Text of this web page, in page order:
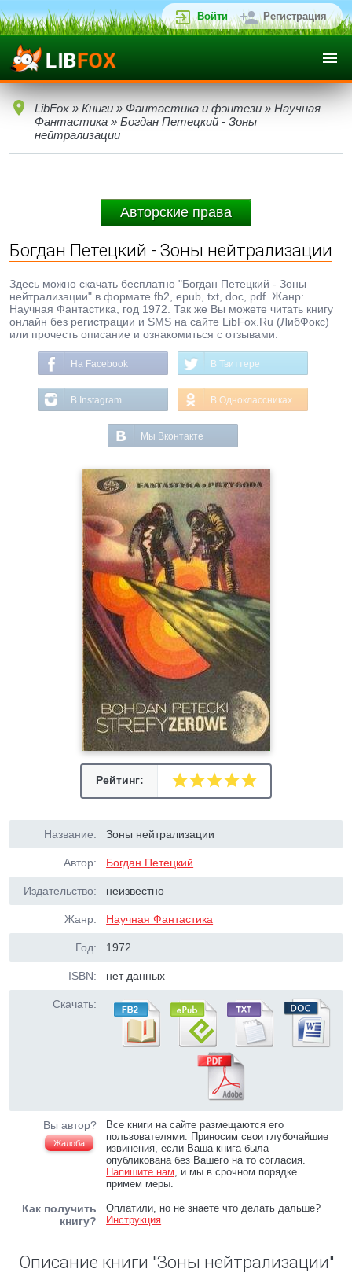
Войти Регистрация
LibFox » Книги » Фантастика и фэнтези » Научная
Фантастика » Богдан Петецкий - Зоны
нейтрализации
Авторские права
Богдан Петецкий - Зоны нейтрализации
Здесь можно скачать бесплатно "Богдан Петецкий - Зоны
нейтрализации" в формате fb2, epub, txt, doc, pdf. Жанр:
Научная Фантастика, год 1972. Так же Вы можете читать книгу
онлайн без регистрации и SMS на сайте LibFox.Ru (ЛибФокс)
или прочесть описание и ознакомиться с отзывами.
На Facebook В Твиттере
В Instagram В Одноклассниках
Мы Вконтакте
Рейтинг:
Название: Зоны нейтрализации
Автор: Богдан Петецкий
Издательство: неизвестно
Жанр: Научная Фантастика
Год: 1972
ISBN: нет данных
Скачать:
Вы автор?
Жалоба
Все книги на сайте размещаются его
пользователями. Приносим свои глубочайшие
извинения, если Ваша книга была
опубликована без Вашего на то согласия.
Напишите нам, и мы в срочном порядке
примем меры.
Как получить
книгу?
Оплатили, но не знаете что делать дальше?
Инструкция.
Описание книги "Зоны нейтрализации"